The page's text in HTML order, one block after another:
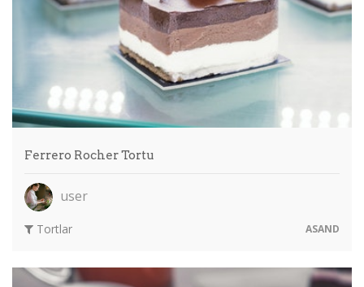
Ferrero Rocher Tortu
user
Tortlar ASAND